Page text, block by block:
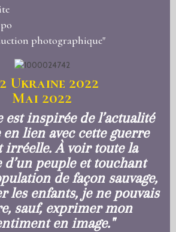
photographique"
Ukraine 2022
Mai 2022
inspirée de l’actualité
lien avec cette guerre
irréelle. À voir toute la
peuple et touchant
de façon sauvage,
les enfants, je ne pouvais
sauf, exprimer mon
en image."